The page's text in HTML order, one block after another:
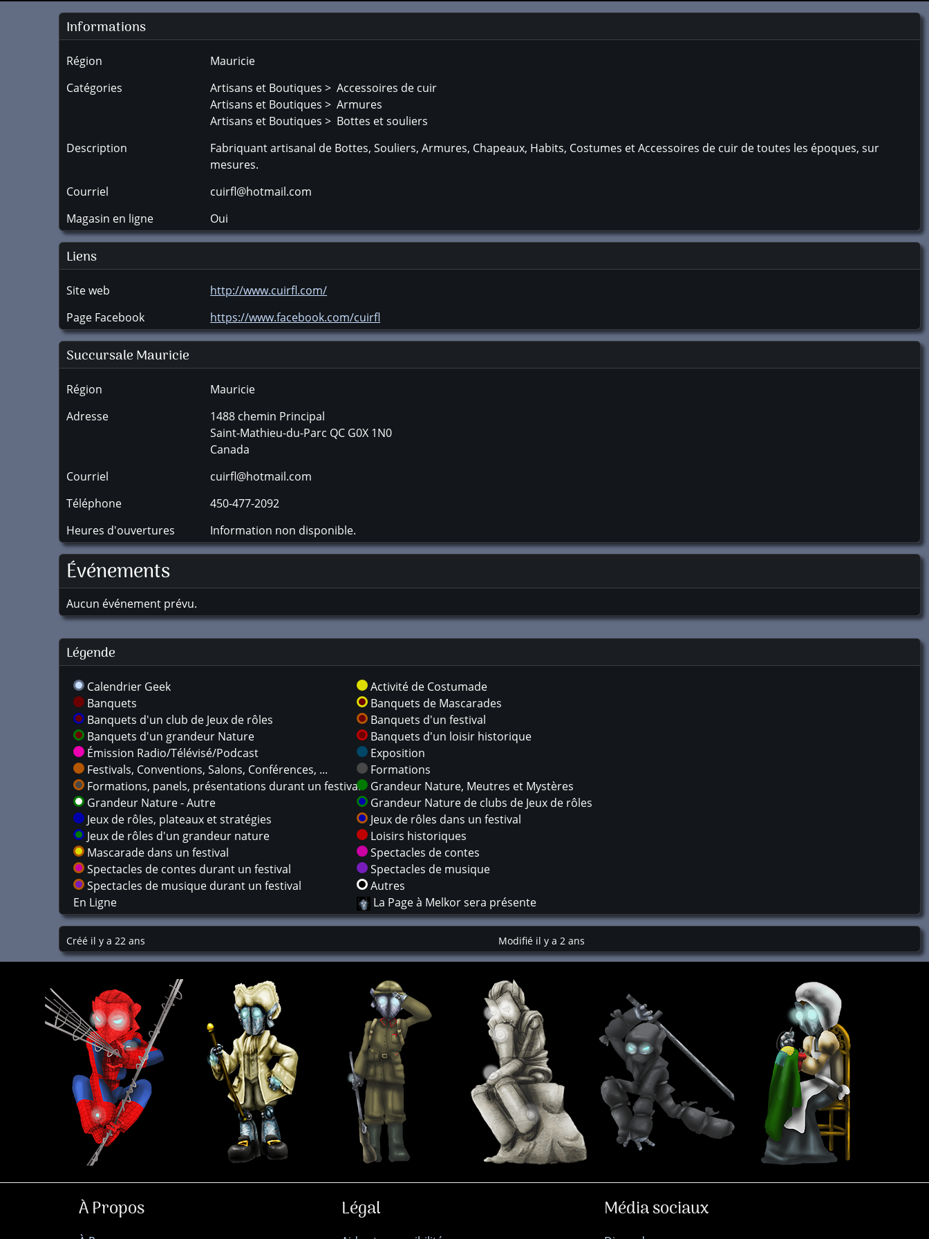
Informations
Région
Mauricie
Catégories
Artisans et Boutiques > Accessoires de cuir
Artisans et Boutiques > Armures
Artisans et Boutiques > Bottes et souliers
Description
Fabriquant artisanal de Bottes, Souliers, Armures, Chapeaux, Habits, Costumes et Accessoires de cuir de toutes les époques, sur
mesures.
Courriel
cuirfl@hotmail.com
Magasin en ligne
Oui
Liens
Site web
http://www.cuirfl.com/
Page Facebook
https://www.facebook.com/cuirfl
SuccursaleMauricie
Région
Mauricie
Adresse
1488 chemin Principal
Saint-Mathieu-du-Parc QC G0X 1N0
Canada
Courriel
cuirfl@hotmail.com
Téléphone
450-477-2092
Heures d'ouvertures
Information non disponible.
Événements
Aucun événement prévu.
Légende
Calendrier Geek
Activité de Costumade
Banquets
Banquets de Mascarades
Banquets d'un club de Jeux de rôles
Banquets d'un festival
Banquets d'un grandeur Nature
Banquets d'un loisir historique
Émission Radio/Télévisé/Podcast
Exposition
Festivals, Conventions, Salons, Conférences, ...
Formations
Formations, panels, présentations durant un festival
Grandeur Nature, Meutres et Mystères
Grandeur Nature - Autre
Grandeur Nature de clubs de Jeux de rôles
Jeux de rôles, plateaux et stratégies
Jeux de rôles dans un festival
Jeux de rôles d'un grandeur nature
Loisirs historiques
Mascarade dans un festival
Spectacles de contes
Spectacles de contes durant un festival
Spectacles de musique
Spectacles de musique durant un festival
Autres
En Ligne
La Page à Melkor sera présente
Créé il y a 22 ans Modifié il y a 2 ans
À Propos Légal Média sociaux